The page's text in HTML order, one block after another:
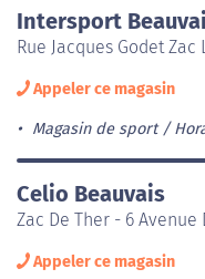
Intersport
Rue Jacques Godet
Appeler ce magasin
Magasin de sport
Celio Beauvais
Zac De Ther - 6
Appeler ce magasin